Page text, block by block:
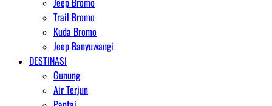
Trail Bromo
Kuda Bromo
Jeep Banyuwangi
DESTINASI
Gunung
Air Terjun